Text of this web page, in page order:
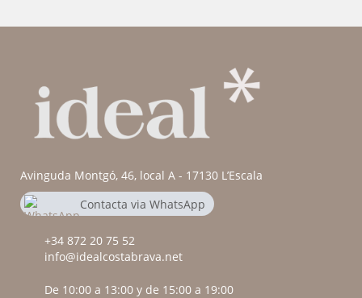
Avinguda Montgó, 46, local A - 17130 L’Escala
Contacta via WhatsApp
chat
+34 872 20 75 52
info@idealcostabrava.net
De 10:00 a 13:00 y de 15:00 a 19:00